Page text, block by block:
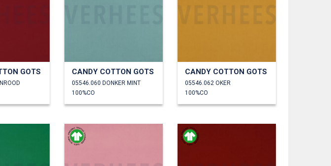
GOTS CANDY COTTON GOTS
05546.060 DONKER MINT
100%CO
CANDY COTTON GOTS
05546.062 OKER
100%CO